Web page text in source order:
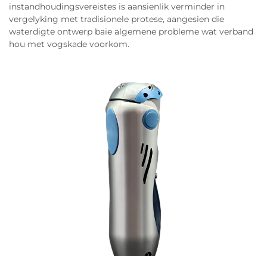
instandhoudingsvereistes is aansienlik verminder in
vergelyking met tradisionele protese, aangesien die
waterdigte ontwerp baie algemene probleme wat verband
hou met vogskade voorkom.